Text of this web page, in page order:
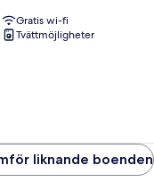
Gratis wi-fi
Tvättmöjligheter
liknande boenden